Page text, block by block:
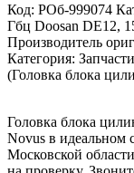
Код: РОб-999074
Гбц Doosan DE12,
Производитель
Категория:
(Головка блока
Головка блока
Novus в идеальном
Московской